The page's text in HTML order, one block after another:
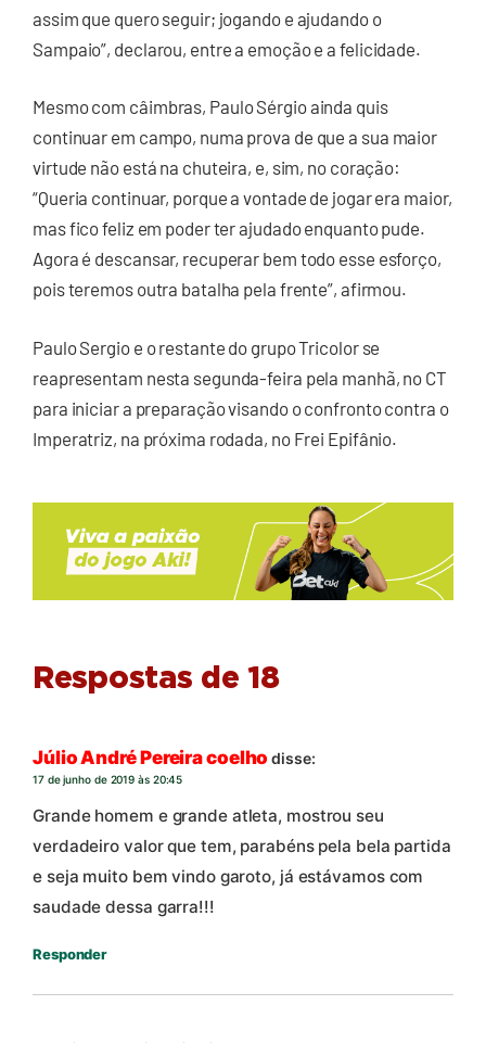
assim que quero seguir; jogando e ajudando o
Sampaio”, declarou, entre a emoção e a felicidade.
Mesmo com câimbras, Paulo Sérgio ainda quis
continuar em campo, numa prova de que a sua maior
virtude não está na chuteira, e, sim, no coração:
“Queria continuar, porque a vontade de jogar era maior,
mas fico feliz em poder ter ajudado enquanto pude.
Agora é descansar, recuperar bem todo esse esforço,
pois teremos outra batalha pela frente”, afirmou.
Paulo Sergio e o restante do grupo Tricolor se
reapresentam nesta segunda-feira pela manhã, no CT
para iniciar a preparação visando o confronto contra o
Imperatriz, na próxima rodada, no Frei Epifânio.
Respostas de 18
Júlio André Pereira coelho disse:
17 de junho de 2019 às 20:45
Grande homem e grande atleta, mostrou seu
verdadeiro valor que tem, parabéns pela bela partida
e seja muito bem vindo garoto, já estávamos com
saudade dessa garra!!!
Responder